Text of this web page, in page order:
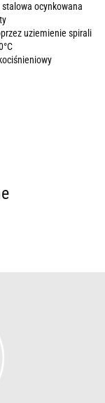
ocynkowana
uziemienie spirali